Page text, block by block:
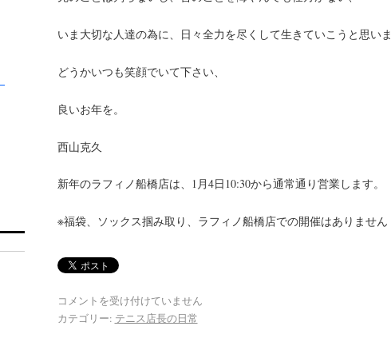
いま大切な人達の為に、日々全力を尽くして生きていこうと思いま
‪どうかいつも笑顔でいて下さい、
‪良いお年を。
‪西山克久‬
‪新年のラフィノ船橋店は、1月4日10:30から通常通り営業します。‬
‪※福袋、ソックス掴み取り、ラフィノ船橋店での開催はありません‬
コメントを受け付けていません
カテゴリー: テニス店長の日常